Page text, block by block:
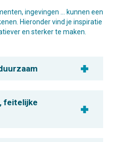
ingevingen … kunnen een
Hieronder vind je inspiratie
en sterker te maken.
feitelijke